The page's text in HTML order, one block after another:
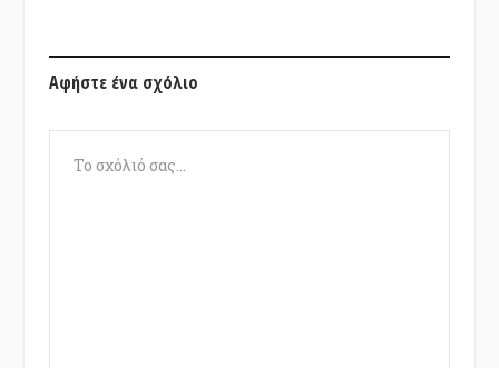
Αφήστε ένα σχόλιο